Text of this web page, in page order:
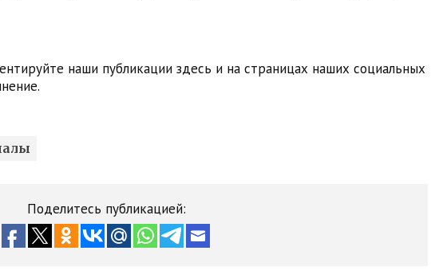
наши публикации здесь и на страницах наших социальных
Поделитесь публикацией: